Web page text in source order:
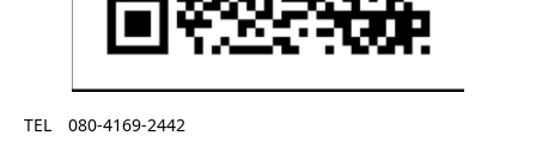
TEL 080-4169-2442